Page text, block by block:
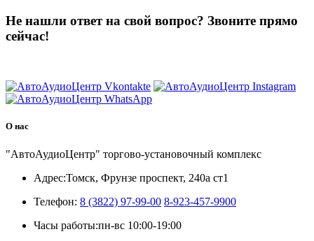
Не нашли ответ на свой вопрос? Звоните прямо
сейчас!
О нас
"АвтоАудиоЦентр" торгово-установочный комплекс
Адрес:Томск, Фрунзе проспект, 240а ст1
Телефон: 8 (3822) 97-99-00 8-923-457-9900
Часы работы:пн-вс 10:00-19:00